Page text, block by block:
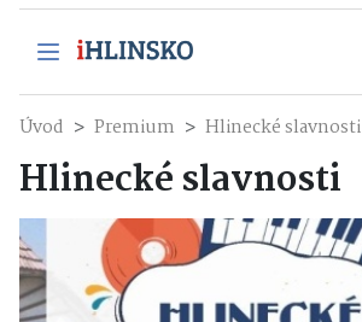
Úvod Premium Hlinecké slavnosti
Hlinecké slavnosti